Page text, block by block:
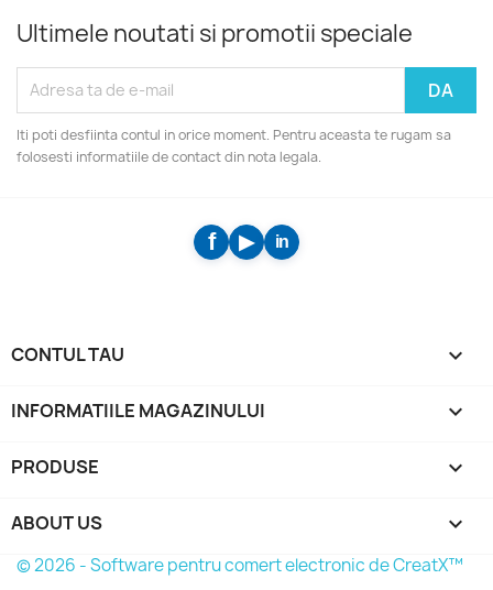
Ultimele noutati si promotii speciale
Iti poti desfiinta contul in orice moment. Pentru aceasta te rugam sa
folosesti informatiile de contact din nota legala.
CONTUL TAU 
INFORMATIILE MAGAZINULUI keyboard_arrow_down
PRODUSE 
ABOUT US 
© 2026 - Software pentru comert electronic de CreatX™